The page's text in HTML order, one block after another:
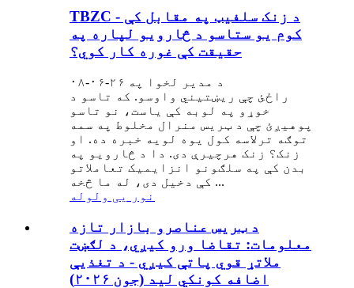
TBZC د زنک سلفیټ په مقابل کې -
کوم یو ستاسو د څارویو لپاره په
حقیقت کې غوره کار کوي؟
د مدیر لخوا په ۲۶-۰۶-۰۸
راځئ چې ریښتیني واوسو. که تاسو د
خوړو په لوبه کې یاست، نو تاسو
پوهیږئ چې د ټریس منرال مخلوط په سمه
توګه ترلاسه کول یوه لویه خبره ده. او
زنک؟ زنک هرچیرې دی. دا د څارویو په
بدن کې په سلګونو انزایمیک تعاملاتو
کې دخیل دی، له ما څخه ...
نور یی ولوله
د ټریس عناصرو بازار تازه
معلومات: تقاضا ورو کیږي، د لګښت
ملاتړ قوي پاتې کیږي - د تغذیې
اضافه کونکي لید (جون ۲۰۲۶)